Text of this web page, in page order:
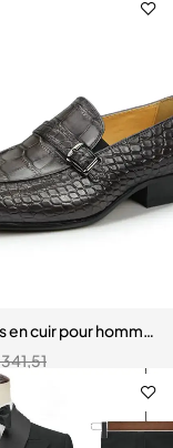
chaussures brock
en cuir pour hommes
341,51